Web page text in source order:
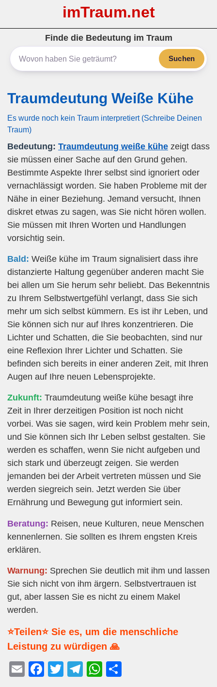
imTraum.net
Finde die Bedeutung im Traum
Suchen
Traumdeutung Weiße Kühe
Es wurde noch kein Traum interpretiert (Schreibe Deinen
Traum)
Bedeutung: Traumdeutung weiße kühe zeigt dass
sie müssen einer Sache auf den Grund gehen.
Bestimmte Aspekte Ihrer selbst sind ignoriert oder
vernachlässigt worden. Sie haben Probleme mit der
Nähe in einer Beziehung. Jemand versucht, Ihnen
diskret etwas zu sagen, was Sie nicht hören wollen.
Sie müssen mit Ihren Worten und Handlungen
vorsichtig sein.
Bald: Weiße kühe im Traum signalisiert dass ihre
distanzierte Haltung gegenüber anderen macht Sie
bei allen um Sie herum sehr beliebt. Das Bekenntnis
zu Ihrem Selbstwertgefühl verlangt, dass Sie sich
mehr um sich selbst kümmern. Es ist ihr Leben, und
Sie können sich nur auf Ihres konzentrieren. Die
Lichter und Schatten, die Sie beobachten, sind nur
eine Reflexion Ihrer Lichter und Schatten. Sie
befinden sich bereits in einer anderen Zeit, mit Ihren
Augen auf Ihre neuen Lebensprojekte.
Zukunft: Traumdeutung weiße kühe besagt ihre
Zeit in Ihrer derzeitigen Position ist noch nicht
vorbei. Was sie sagen, wird kein Problem mehr sein,
und Sie können sich Ihr Leben selbst gestalten. Sie
werden es schaffen, wenn Sie nicht aufgeben und
sich stark und überzeugt zeigen. Sie werden
jemanden bei der Arbeit vertreten müssen und Sie
werden siegreich sein. Jetzt werden Sie über
Ernährung und Bewegung gut informiert sein.
Beratung: Reisen, neue Kulturen, neue Menschen
kennenlernen. Sie sollten es Ihrem engsten Kreis
erklären.
Warnung: Sprechen Sie deutlich mit ihm und lassen
Sie sich nicht von ihm ärgern. Selbstvertrauen ist
gut, aber lassen Sie es nicht zu einem Makel
werden.
⭐Teilen⭐ Sie es, um die menschliche
Leistung zu würdigen 🙏
E
F
T
T
W